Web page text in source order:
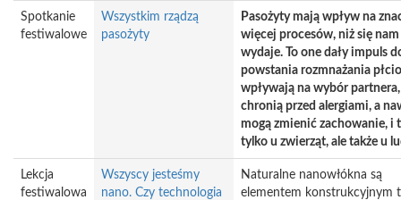
Spotkanie
festiwalowe
Wszystkim rządzą
pasożyty
Pasożyty mają wpływ na
więcej procesów, niż się nam
wydaje. To one dały impuls
powstania rozmnażania
wpływają na wybór partnera,
chronią przed alergiami, a
mogą zmienić zachowanie, i
tylko u zwierząt, ale także u
Lekcja
festiwalowa
Wszyscy jesteśmy
nano. Czy technologia
Naturalne nanowłókna są
elementem konstrukcyjnym